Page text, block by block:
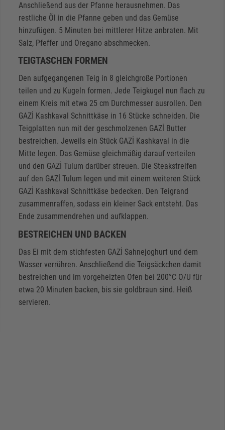
Anschließend aus der Pfanne herausnehmen. Das
restliche Öl in die Pfanne geben und das Gemüse
hinzufügen. 5 Minuten bei mittlerer Hitze anbraten. Mit
Salz, Pfeffer und Oregano abschmecken.
TEIGTASCHEN FORMEN
Den aufgegangenen Teig in 8 gleichgroße Portionen
teilen und zu Kugeln formen. Jede Teigkugel nun flach zu
einem Kreis mit etwa 25 cm Durchmesser ausrollen. Den
GAZİ Kashkaval Schnittkäse in 16 Stücke schneiden. Die
Teigplatten nun mit der geschmolzenen GAZİ Butter
bestreichen. Jeweils ein Stück GAZİ Kashkaval in die
Mitte legen. Das Gemüse gleichmäßig darauf verteilen
und den GAZİ Tulum darüber streuen. Die Steakstreifen
auf den GAZİ Tulum legen und mit einem weiteren Stück
GAZİ Kashkaval Schnittkäse bedecken. Den Teigrand
zusammenraffen, sodass ein kleiner Sack entsteht. Das
Ende zusammendrehen und aufklappen.
BESTREICHEN UND BACKEN
Das Ei mit dem stichfesten GAZİ Sahnejoghurt und dem
Wasser verrühren. Anschließend die Teigsäckchen damit
bestreichen und im vorgeheizten Ofen bei 200°C O/U für
etwa 20 Minuten backen, bis sie goldbraun sind. Heiß
servieren.